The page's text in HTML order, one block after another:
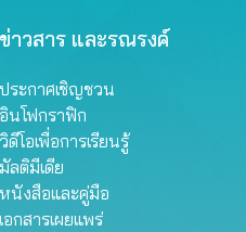
ข่าวสาร และรณรงค์
ประกาศเชิญชวน
อินโฟกราฟิก
วิดีโอเพื่อการเรียนรู้
มัลติมีเดีย
หนังสือและคู่มือ
เอกสารเผยแพร่